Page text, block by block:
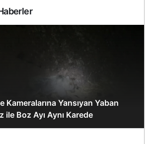
Kameralarına Yansıyan Yaban
ile Boz Ayı Aynı Karede